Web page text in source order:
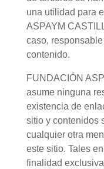
una utilidad para
ASPAYM
caso,
contenido.
FUNDACIÓN
asume ninguna
existencia de
sitio y contenidos
cualquier otra
este sitio. Tales
finalidad